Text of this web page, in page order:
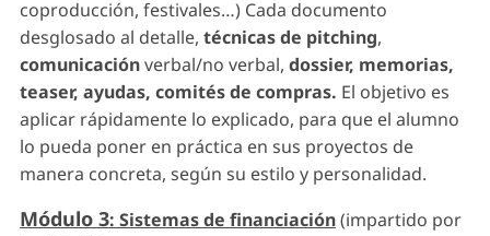
coproducción, festivales…) Cada documento
desglosado al detalle, técnicas de pitching,
comunicaciónverbal/no verbal, dossier, memorias,
teaser, ayudas, comités de compras. El objetivo es
aplicar rápidamente lo explicado, para que el alumno
lo pueda poner en práctica en sus proyectos de
manera concreta, según su estilo y personalidad.
Módulo 3: Sistemas de financiación(impartido por